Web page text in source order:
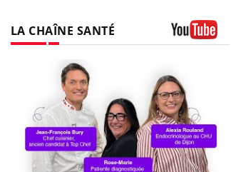
LA CHAÎNE SANTÉ